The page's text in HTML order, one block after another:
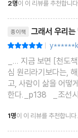
著, 동아시아)”는 바
2명이 이 리뷰를 추천합니다.
종이책 그래서 우리는
| y******k
_... 지금 보면 [천도
심 원리라기보다는,
고, 사람이 삶을 어떻
한다._p138 _조선시대 사람들이 바람과 달을 구경하면서 풍월을
읊는다고 말했다면,
조명을 보면서 “쇼 미
1명이 이 리뷰를 추천합니다.